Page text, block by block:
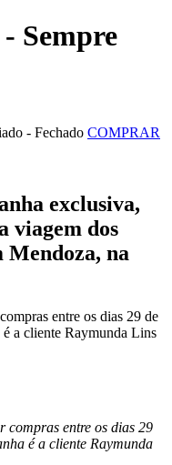
Sempre
- Fechado COMPRAR
exclusiva,
viagem dos
Mendoza, na
entre os dias 29 de
a cliente Raymunda Lins
compras entre os dias 29
é a cliente Raymunda